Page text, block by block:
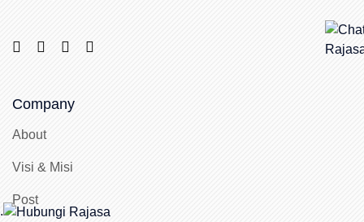
Company
About
Visi & Misi
Post
.